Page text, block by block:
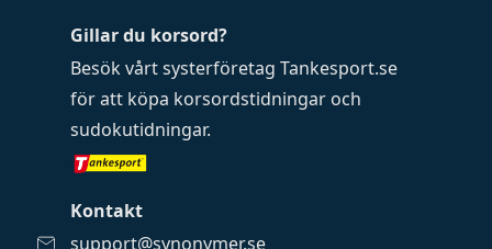
Gillar du korsord?
Besök vårt systerföretag Tankesport.se
för att köpa korsordstidningar och
sudokutidningar.
Kontakt
support@synonymer.se